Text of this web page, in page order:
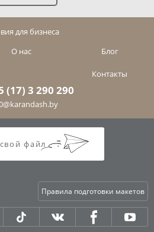
для бизнеса
О нас Блог
Контакты
(17) 3 290 290
файл
Правила подготовки макетов